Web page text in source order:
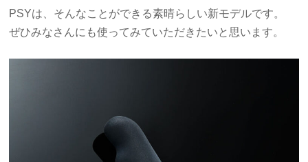
PSYは、そんなことができる素晴らしい新モデルです。
ぜひみなさんにも使ってみていただきたいと思います。